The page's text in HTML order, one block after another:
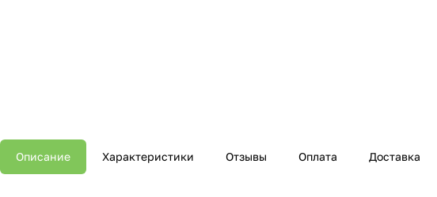
Описание Характеристики Отзывы Оплата Доставка